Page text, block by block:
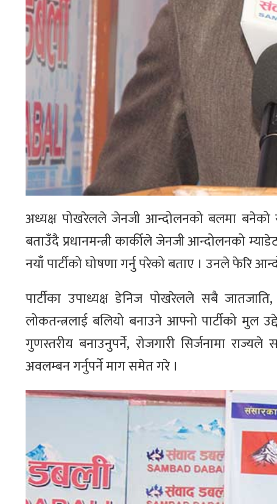
अध्यक्ष पोखरेलले जेनजी आन्दोलनको बलमा बनेको
बताउँदै प्रधानमन्त्री कार्कीले जेनजी आन्दोलनको
नयाँ पार्टीको घोषणा गर्नु परेको बताए । उनले फेरि
पार्टीका उपाध्यक्ष डेनिज पोखरेलले सबै
लोकतन्त्रलाई बलियो बनाउने आफ्नो पार्टीको मुल
गुणस्तरीय बनाउनुपर्ने, रोजगारी सिर्जनामा
अवलम्बन गर्नुपर्ने माग समेत गरे ।